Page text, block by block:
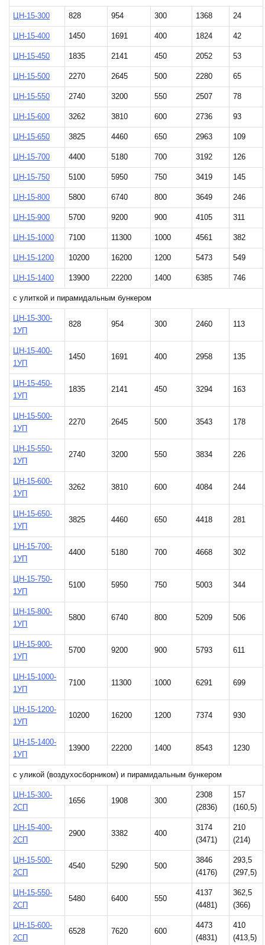
ЦН-15-300 828 954 300 1368 24
ЦН-15-400 1450 1691 400 1824 42
ЦН-15-450 1835 2141 450 2052 53
ЦН-15-500 2270 2645 500 2280 65
ЦН-15-550 2740 3200 550 2507 78
ЦН-15-600 3262 3810 600 2736 93
ЦН-15-650 3825 4460 650 2963 109
ЦН-15-700 4400 5180 700 3192 126
ЦН-15-750 5100 5950 750 3419 145
ЦН-15-800 5800 6740 800 3649 246
ЦН-15-900 5700 9200 900 4105 311
ЦН-15-1000 7100 11300 1000 4561 382
ЦН-15-1200 10200 16200 1200 5473 549
ЦН-15-1400 13900 22200 1400 6385 746
с улиткой и пирамидальным бункером
ЦН-15-300-
1УП
828 954 300 2460 113
ЦН-15-400-
1УП
1450 1691 400 2958 135
ЦН-15-450-
1УП
1835 2141 450 3294 163
ЦН-15-500-
1УП
2270 2645 500 3543 178
ЦН-15-550-
1УП
2740 3200 550 3834 226
ЦН-15-600-
1УП
3262 3810 600 4084 244
ЦН-15-650-
1УП
3825 4460 650 4418 281
ЦН-15-700-
1УП
4400 5180 700 4668 302
ЦН-15-750-
1УП
5100 5950 750 5003 344
ЦН-15-800-
1УП
5800 6740 800 5209 506
ЦН-15-900-
1УП
5700 9200 900 5793 611
ЦН-15-1000-
1УП
7100 11300 1000 6291 699
ЦН-15-1200-
1УП
10200 16200 1200 7374 930
ЦН-15-1400-
1УП
13900 22200 1400 8543 1230
с уликой (воздухосборником) и пирамидальным бункером
ЦН-15-300-
2СП
1656 1908 300
2308
(2836)
157
(160,5)
ЦН-15-400-
2СП
2900 3382 400
3174
(3471)
210
(214)
ЦН-15-500-
2СП
4540 5290 500
3846
(4176)
293,5
(297,5)
ЦН-15-550-
2СП
5480 6400 550
4137
(4481)
362,5
(366)
ЦН-15-600-
2СП
6528 7620 600
4473
(4831)
410
(413,5)